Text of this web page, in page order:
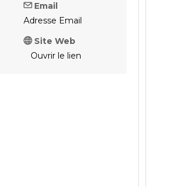
Email
Adresse Email
Site Web
Ouvrir le lien